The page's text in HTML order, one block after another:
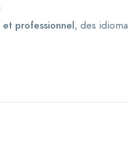
professionnel, des